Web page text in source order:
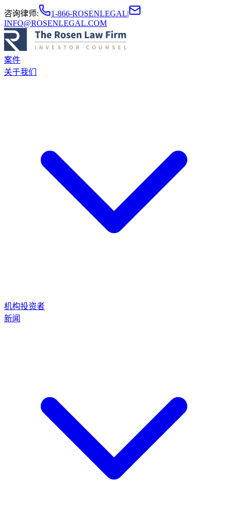
咨询律师: 1-866-ROSENLEGAL|
INFO@ROSENLEGAL.COM
案件
关于我们
机构投资者
新闻